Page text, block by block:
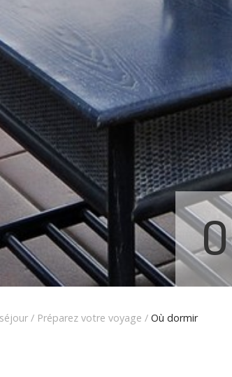
/ Préparez votre voyage / Où dormir